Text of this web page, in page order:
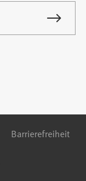
Barrierefreiheit